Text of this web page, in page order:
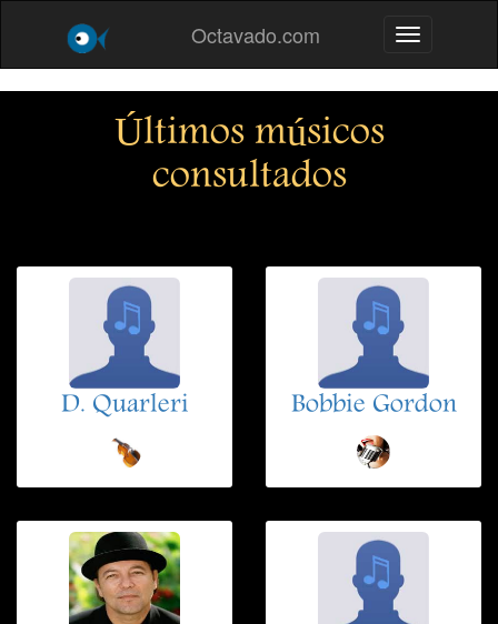
Octavado.com Toggle
Últimos músicos
consultados
D. Quarleri Bobbie Gordon